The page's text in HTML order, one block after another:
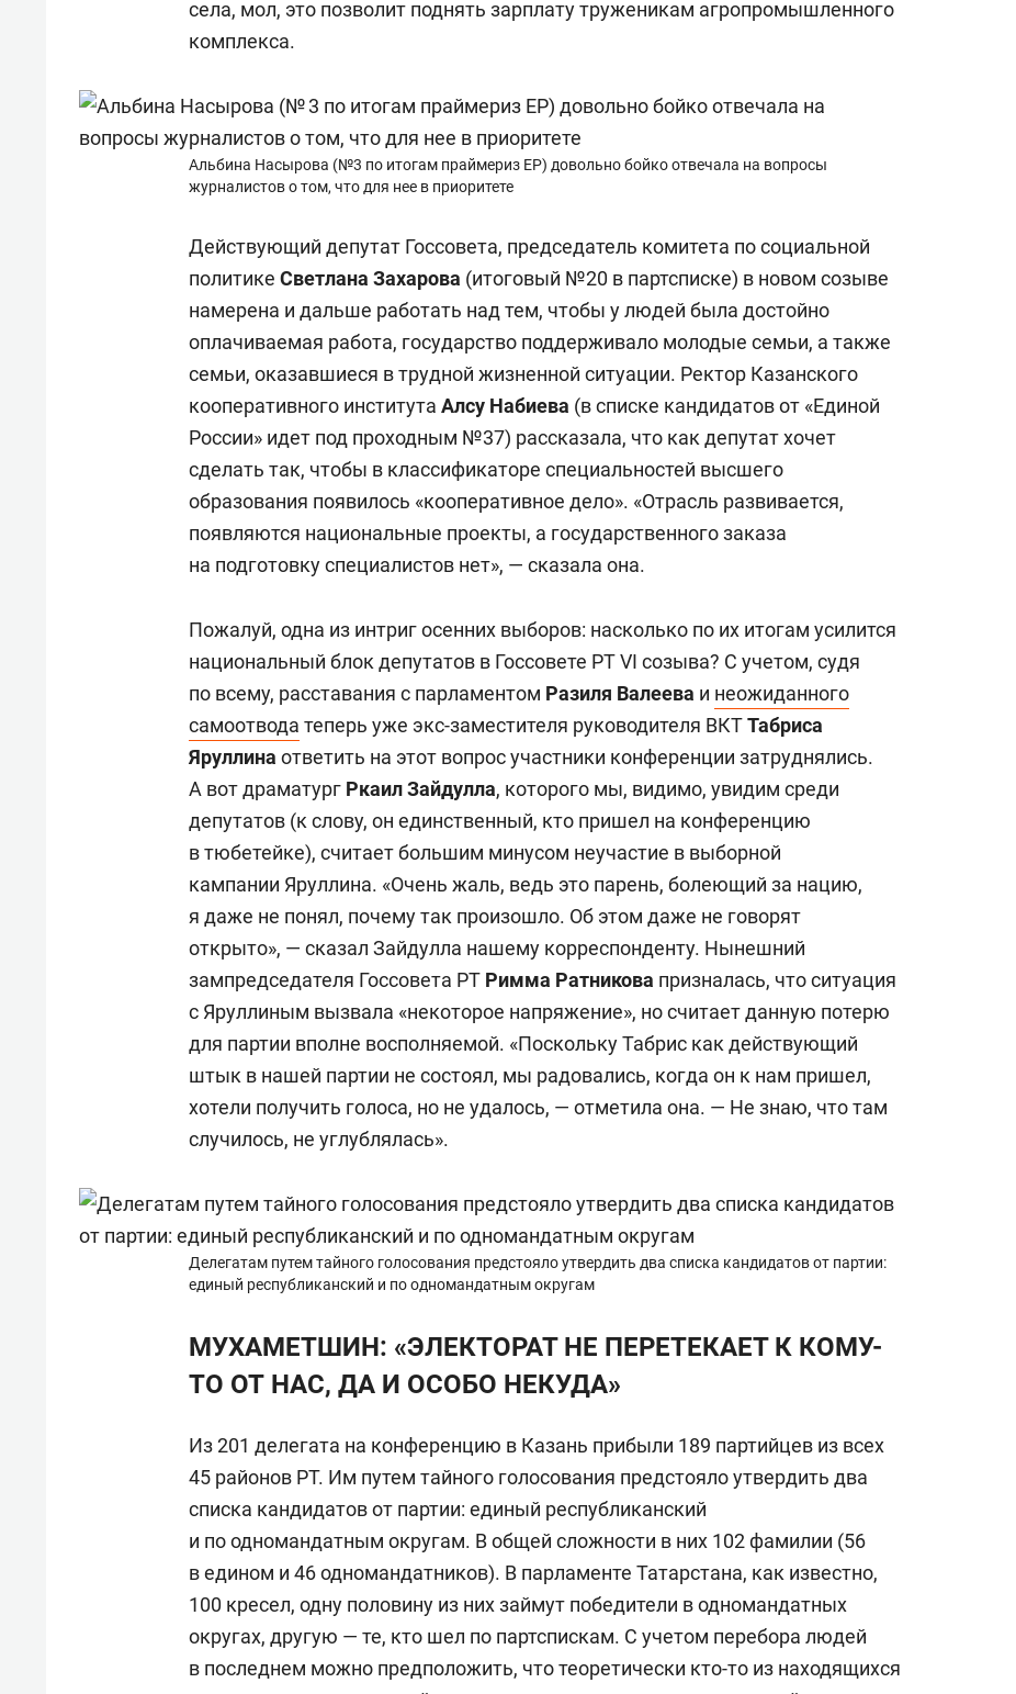
села, мол, это позволит поднять зарплату труженикам агропромышленного
комплекса.
Альбина Насырова (№3 по итогам праймериз ЕР) довольно бойко отвечала на вопросы
журналистов о том, что для нее в приоритете
Действующий депутат Госсовета, председатель комитета по социальной
политике Светлана Захарова (итоговый №20 в партсписке) в новом созыве
намерена и дальше работать над тем, чтобы у людей была достойно
оплачиваемая работа, государство поддерживало молодые семьи, а также
семьи, оказавшиеся в трудной жизненной ситуации. Ректор Казанского
кооперативного института Алсу Набиева (в списке кандидатов от «Единой
России» идет под проходным №37) рассказала, что как депутат хочет
сделать так, чтобы в классификаторе специальностей высшего
образования появилось «кооперативное дело». «Отрасль развивается,
появляются национальные проекты, а государственного заказа
на подготовку специалистов нет», — сказала она.
Пожалуй, одна из интриг осенних выборов: насколько по их итогам усилится
национальный блок депутатов в Госсовете РТ VI созыва? С учетом, судя
по всему, расставания с парламентом Разиля Валеева и неожиданного
самоотвода теперь уже экс-заместителя руководителя ВКТТабриса
Яруллина ответить на этот вопрос участники конференции затруднялись.
А вот драматург Ркаил Зайдулла, которого мы, видимо, увидим среди
депутатов (к слову, он единственный, кто пришел на конференцию
в тюбетейке), считает большим минусом неучастие в выборной
кампании Яруллина. «Очень жаль, ведь это парень, болеющий за нацию,
я даже не понял, почему так произошло. Об этом даже не говорят
открыто», — сказал Зайдулла нашему корреспонденту. Нынешний
зампредседателя Госсовета РТ Римма Ратникова призналась, что ситуация
с Яруллиным вызвала «некоторое напряжение», но считает данную потерю
для партии вполне восполняемой. «Поскольку Табрис как действующий
штык в нашей партии не состоял, мы радовались, когда он к нам пришел,
хотели получить голоса, но не удалось, — отметила она. — Не знаю, что там
случилось, не углублялась».
Делегатам путем тайного голосования предстояло утвердить два списка кандидатов от партии:
единый республиканский и по одномандатным округам
МУХАМЕТШИН: «ЭЛЕКТОРАТ НЕ ПЕРЕТЕКАЕТ К КОМУ-
ТО ОТ НАС, ДА И ОСОБО НЕКУДА»
Из 201 делегата на конференцию в Казань прибыли 189 партийцев из всех
45 районов РТ. Им путем тайного голосования предстояло утвердить два
списка кандидатов от партии: единый республиканский
и по одномандатным округам. В общей сложности в них 102 фамилии (56
в едином и 46 одномандатников). В парламенте Татарстана, как известно,
100 кресел, одну половину из них займут победители в одномандатных
округах, другую — те, кто шел по партспискам. С учетом перебора людей
в последнем можно предположить, что теоретически кто-то из находящихся